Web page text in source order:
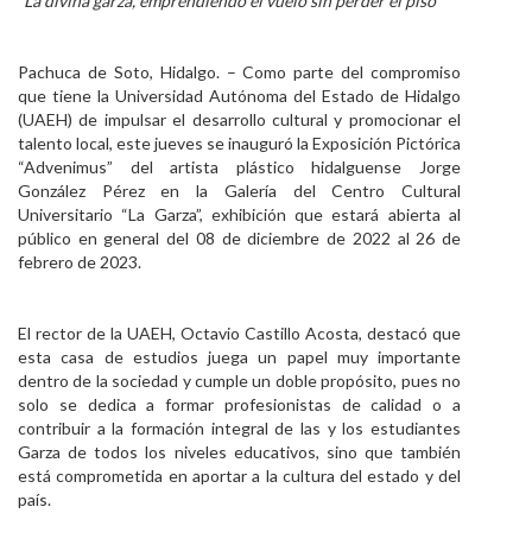
Pachuca de Soto, Hidalgo. – Como parte del compromiso
que tiene la Universidad Autónoma del Estado de Hidalgo
(UAEH) de impulsar el desarrollo cultural y promocionar el
talento local, este jueves se inauguró la Exposición Pictórica
“Advenimus” del artista plástico hidalguense Jorge
González Pérez en la Galería del Centro Cultural
Universitario “La Garza”, exhibición que estará abierta al
público en general del 08 de diciembre de 2022 al 26 de
febrero de 2023.
El rector de la UAEH, Octavio Castillo Acosta, destacó que
esta casa de estudios juega un papel muy importante
dentro de la sociedad y cumple un doble propósito, pues no
solo se dedica a formar profesionistas de calidad o a
contribuir a la formación integral de las y los estudiantes
Garza de todos los niveles educativos, sino que también
está comprometida en aportar a la cultura del estado y del
país.